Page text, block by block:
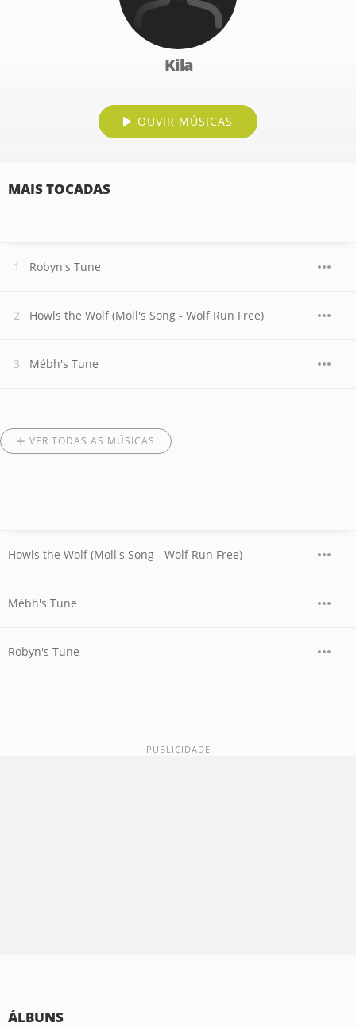
Kila
OUVIR MÚSICAS
MAIS TOCADAS
Robyn's Tune
Howls the Wolf (Moll's Song - Wolf Run Free)
Mébh's Tune
VER TODAS AS MÚSICAS
Howls the Wolf (Moll's Song - Wolf Run Free)
Mébh's Tune
Robyn's Tune
ÁLBUNS